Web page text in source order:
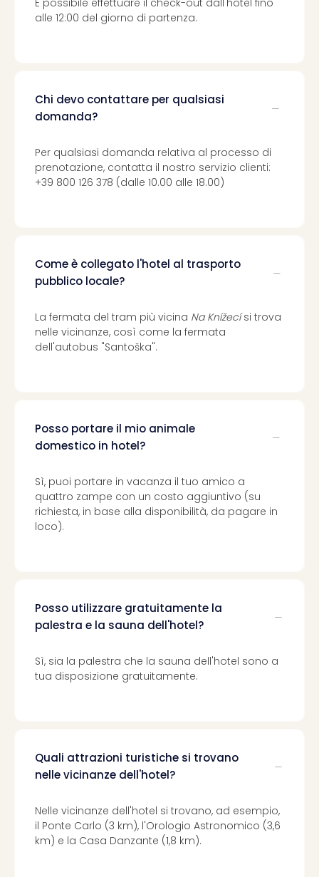
È possibile effettuare il check-out dall'hotel fino
alle 12:00 del giorno di partenza.
Chi devo contattare per qualsiasi
domanda?
Per qualsiasi domanda relativa al processo di
prenotazione, contatta il nostro servizio clienti:
+39 800 126 378 (dalle 10.00 alle 18.00)
Come è collegato l'hotel al trasporto
pubblico locale?
La fermata del tram più vicina Na Knížecísi trova
nelle vicinanze, così come la fermata
dell'autobus "Santoška".
Posso portare il mio animale
domestico in hotel?
Sì, puoi portare in vacanza il tuo amico a
quattro zampe con un costo aggiuntivo (su
richiesta, in base alla disponibilità, da pagare in
loco).
Posso utilizzare gratuitamente la
palestra e la sauna dell'hotel?
Sì, sia la palestra che la sauna dell'hotel sono a
tua disposizione gratuitamente.
Quali attrazioni turistiche si trovano
nelle vicinanze dell'hotel?
Nelle vicinanze dell'hotel si trovano, ad esempio,
il Ponte Carlo (3 km), l'Orologio Astronomico (3,6
km) e la Casa Danzante (1,8 km).